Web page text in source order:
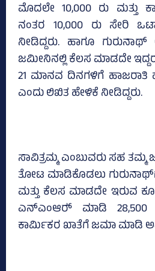
ಮೊದಲೇ 10,000 ರು ಮತ್ತು
ನಂತರ 10,000 ರು ಸೇರಿ
ನೀಡಿದ್ದರು. ಹಾಗೂ
ಜಮೀನಿನಲ್ಲಿ ಕೆಲಸ ಮಾಡದೇ
21 ಮಾನವ ದಿನಗಳಿಗೆ ಹಾಜರಾತಿ
ಎಂದು ಲಿಖಿತ ಹೇಳಿಕೆ ನೀಡಿದ್ದರು.
ಸಾವಿತ್ರಮ್ಮ ಎಂಬುವರು ಸಹ
ತೋಟ ಮಾಡಿಕೊಡಲು ಗುರುನಾಥ್‌ಗೆ
ಮತ್ತು ಕೆಲಸ ಮಾಡದೇ ಇರುವ
ಎನ್‌ಎಂಆರ್‍‌ ಮಾಡಿ 28,500
ಕಾರ್ಮಿಕರ ಖಾತೆಗೆ ಜಮಾ ಮಾಡಿ